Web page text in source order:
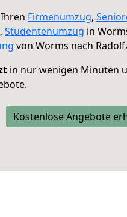
Firmenumzug,
, Studentenumzug in
von Worms nach
in nur wenigen Minuten
Kostenlose Angebote